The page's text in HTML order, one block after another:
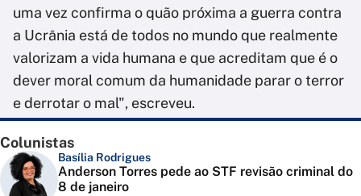
uma vez confirma o quão próxima a guerra contra
a Ucrânia está de todos no mundo que realmente
valorizam a vida humana e que acreditam que é o
dever moral comum da humanidade parar o terror
e derrotar o mal", escreveu.
Colunistas
Basília Rodrigues
Anderson Torres pede ao STF revisão criminal do
8 de janeiro